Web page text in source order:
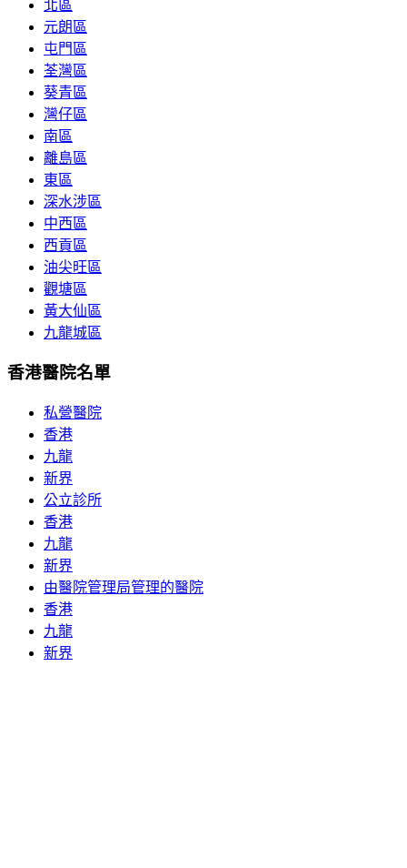
北區
元朗區
屯門區
荃灣區
葵青區
灣仔區
南區
離島區
東區
深水涉區
中西區
西貢區
油尖旺區
觀塘區
黃大仙區
九龍城區
香港醫院名單
私營醫院
香港
九龍
新界
公立診所
香港
九龍
新界
由醫院管理局管理的醫院
香港
九龍
新界